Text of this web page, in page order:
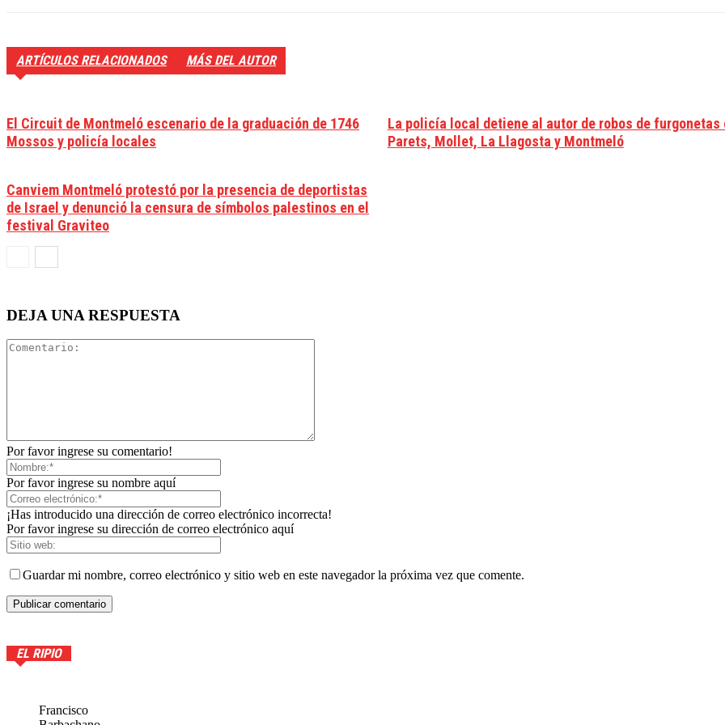
ARTÍCULOS RELACIONADOS MÁS DEL AUTOR
El Circuit de Montmeló escenario de la graduación de 1746
Mossos y policía locales
La policía local detiene al autor de robos de furgonetas
Parets, Mollet, La Llagosta y Montmeló
Canviem Montmeló protestó por la presencia de deportistas
de Israel y denunció la censura de símbolos palestinos en el
festival Graviteo
DEJA UNA RESPUESTA
Por favor ingrese su comentario!
Por favor ingrese su nombre aquí
¡Has introducido una dirección de correo electrónico incorrecta!
Por favor ingrese su dirección de correo electrónico aquí
Guardar mi nombre, correo electrónico y sitio web en este navegador la próxima vez que comente.
EL RIPIO
Francisco